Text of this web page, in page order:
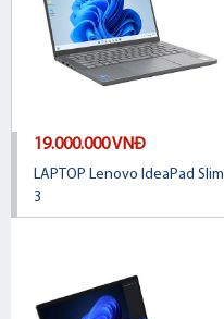
19.000.000 VNĐ
LAPTOP Lenovo IdeaPad Slim
3